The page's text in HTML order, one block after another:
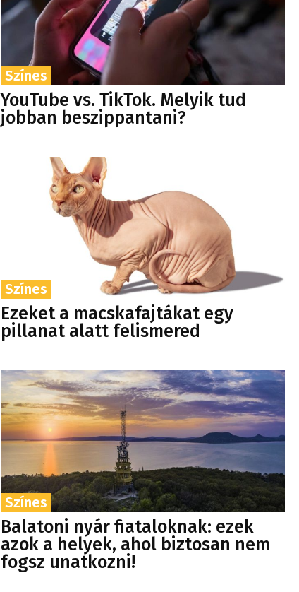
Színes
YouTube vs. TikTok. Melyik tud
jobban beszippantani?
Színes
Ezeket a macskafajtákat egy
pillanat alatt felismered
Színes
Balatoni nyár fiataloknak: ezek
azok a helyek, ahol biztosan nem
fogsz unatkozni!